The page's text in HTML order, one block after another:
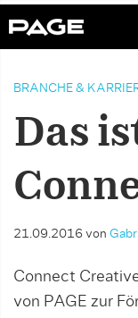
BRANCHE &
Das
21.09.2016 von
Connect
von PAGE zur